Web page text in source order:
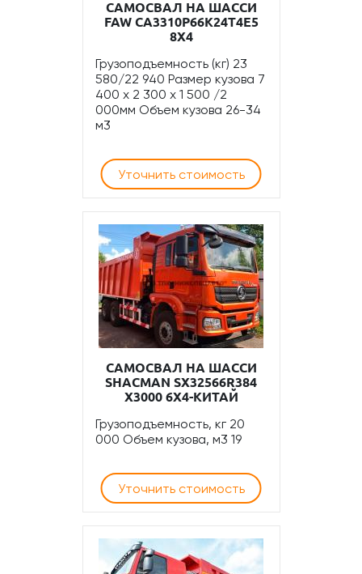
САМОСВАЛ НА ШАССИ
FAW CA3310P66K24T4E5
8Х4
Грузоподъемность (кг) 23
580/22 940 Размер кузова 7
400 x 2 300 x 1 500 /2
000мм Объем кузова 26-34
м3
Уточнить стоимость
САМОСВАЛ НА ШАССИ
SHACMAN SX32566R384
X3000 6Х4-КИТАЙ
Грузоподъемность, кг 20
000 Объем кузова, м3 19
Уточнить стоимость